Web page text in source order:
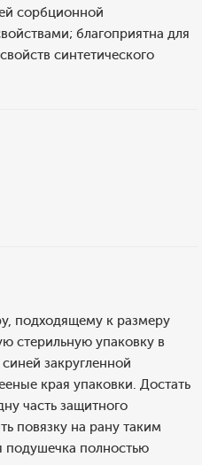
сорбционной
благоприятна для
синтетического
подходящему к размеру
стерильную упаковку в
закругленной
края упаковки. Достать
часть защитного
повязку на рану таким
полностью